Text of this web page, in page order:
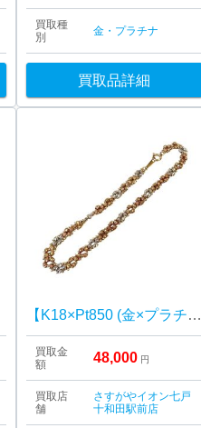
買取種
別
金・プラチナ
買取品詳細
【K18×Pt850 (金×プラチナ)】ブレスレット
買取金
額
48,000 円
買取店
舗
さすがやイオン七戸
十和田駅前店